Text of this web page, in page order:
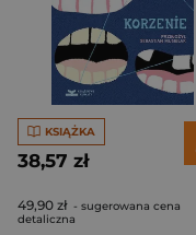
KSIĄŻKA
38,57 zł
49,90 zł - sugerowana cena
detaliczna